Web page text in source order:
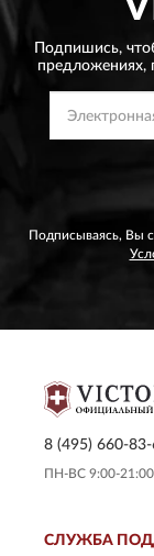
Подпишись,
предложениях,
Подписываясь, Вы
8 (495) 660-
ПН-ВС 9:00-21:00
СЛУЖБА